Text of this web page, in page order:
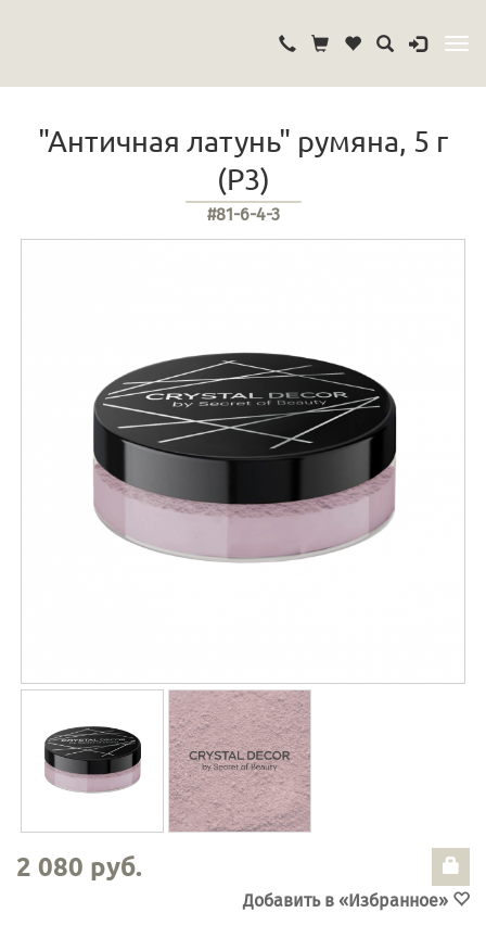
"Античная латунь" румяна, 5 г
(Р3)
#81-6-4-3
2 080 руб.
Добавить в «Избранное»